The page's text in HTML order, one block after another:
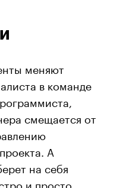
меняют
в команде
смещается от
А
на себя
и просто